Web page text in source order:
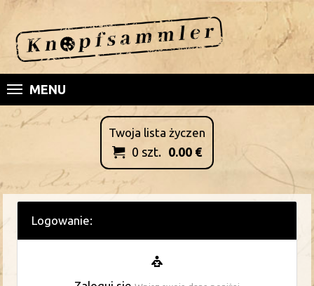
MENU
Twoja lista życzen
 0 szt. 0.00 €
Logowanie: